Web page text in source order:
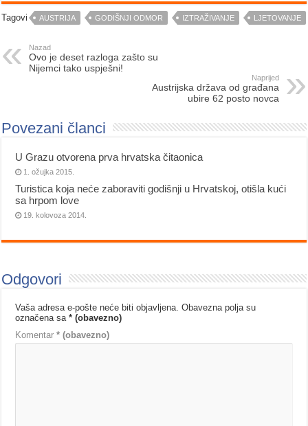
Tagovi AUSTRIJA GODIŠNJI ODMOR IZTRAŽIVANJE LJETOVANJE
Nazad
Ovo je deset razloga zašto su
Nijemci tako uspješni!
Naprijed
Austrijska država od građana
ubire 62 posto novca
Povezani članci
U Grazu otvorena prva hrvatska čitaonica
1. ožujka 2015.
Turistica koja neće zaboraviti godišnji u Hrvatskoj, otišla kući
sa hrpom love
19. kolovoza 2014.
Odgovori
Vaša adresa e-pošte neće biti objavljena. Obavezna polja su
označena sa* (obavezno)
Komentar* (obavezno)